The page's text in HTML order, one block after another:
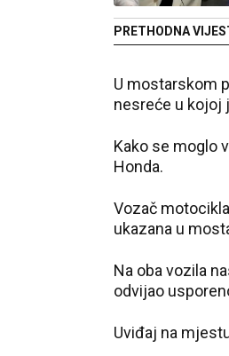
PRETHODNA
U mostarskom
nesreće u kojoj
Kako se moglo
Honda.
Vozač
ukazana u
Na oba vozila
odvijao
Uviđaj na